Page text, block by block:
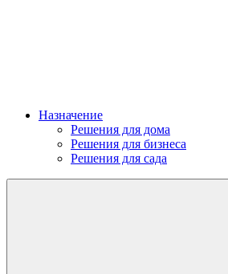
Назначение
Решения для дома
Решения для бизнеса
Решения для сада